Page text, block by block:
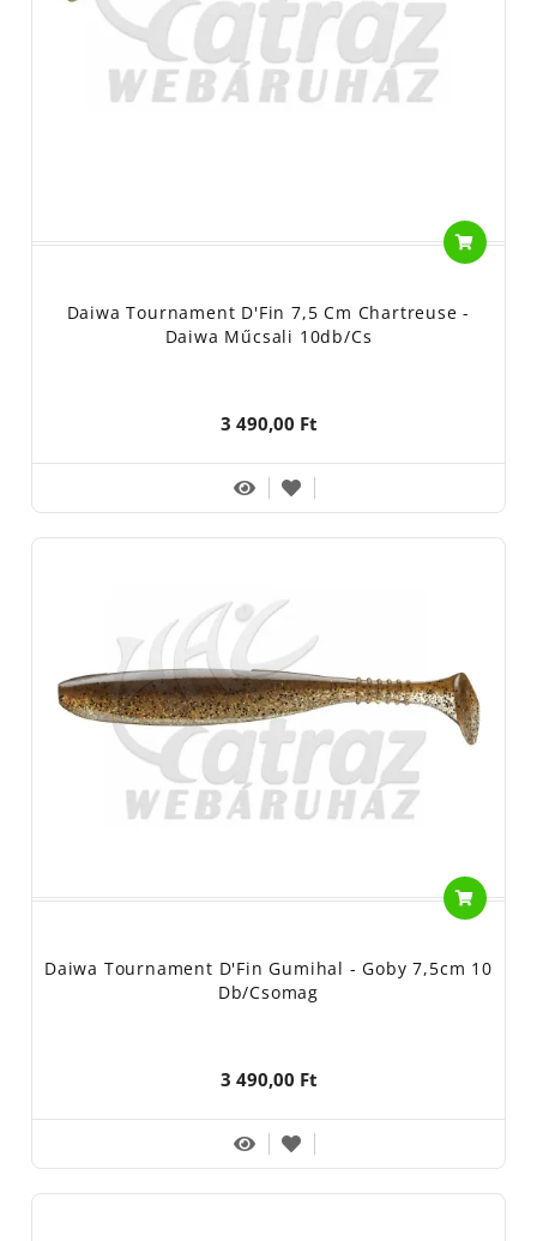
Daiwa Tournament D'Fin 7,5 Cm Chartreuse -
Daiwa Műcsali 10db/cs
3 490,00 Ft
Daiwa Tournament D'Fin Gumihal - Goby 7,5cm 10
Db/csomag
3 490,00 Ft